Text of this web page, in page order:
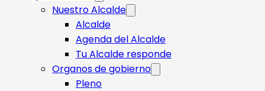
Nuestro Alcalde
Alcalde
Agenda del Alcalde
Tu Alcalde responde​
Organos de gobierno
Pleno